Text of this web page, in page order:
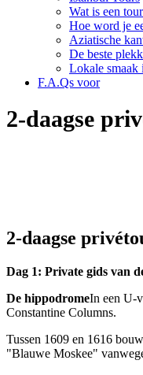
Wat is een
Hoe word je
Aziatische
De beste
Lokale smaak
F.A.Qs voor
2-daagse
2-daagse
Dag 1: Private gids van
De hippodromeIn een U-
Constantine Columns.
Tussen 1609 en 1616
"Blauwe Moskee"